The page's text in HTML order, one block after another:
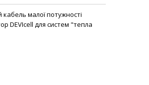
кабель малої потужності
DEVIcell для систем "тепла